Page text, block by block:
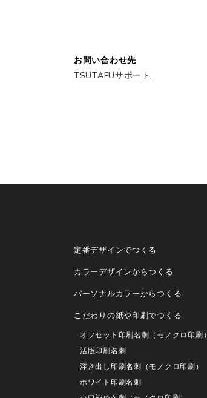
お問い合わせ先
TSUTAFUサポート
定番デザインでつくる
カラーデザインからつくる
パーソナルカラーからつくる
こだわりの紙や印刷でつくる
オフセット印刷名刺（モノクロ印刷）
活版印刷名刺
浮き出し印刷名刺（モノクロ印刷）
ホワイト印刷名刺